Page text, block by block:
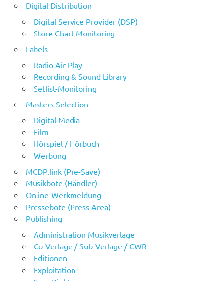
Digital Distribution
Digital Service Provider (DSP)
Store Chart Monitoring
Labels
Radio Air Play
Recording & Sound Library
Setlist-Monitoring
Masters Selection
Digital Media
Film
Hörspiel / Hörbuch
Werbung
MCDP.link (Pre-Save)
Musikbote (Händler)
Online-Werkmeldung
Pressebote (Press Area)
Publishing
Administration Musikverlage
Co-Verlage / Sub-Verlage / CWR
Editionen
Exploitation